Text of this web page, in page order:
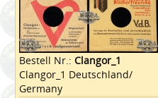
Bestell Nr.:Clangor_1
Clangor_1 Deutschland/
Germany